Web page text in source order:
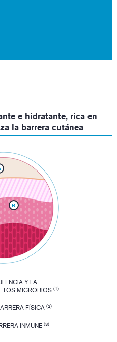
e hidratante, rica en
la barrera cutánea
B
Y LA
LOS MICROBIOS (1)
FÍSICA (2)
INMUNE (3)